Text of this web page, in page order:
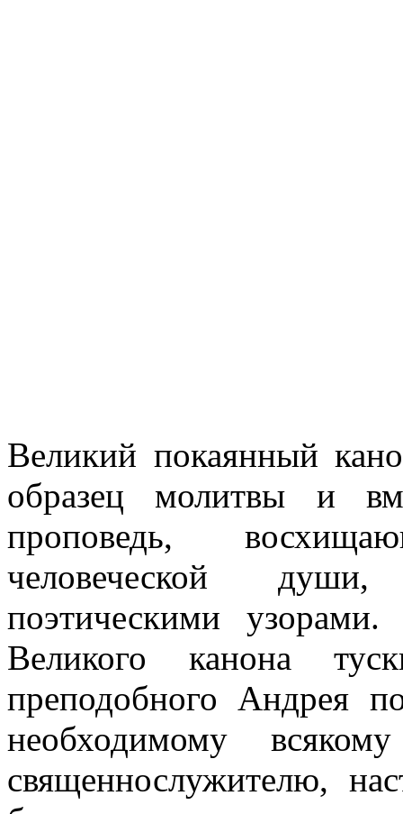
Великий покаянный
образец молитвы и
проповедь,
человеческой
поэтическими
Великого канона
преподобного Андрея
необходимому
священнослужителю,